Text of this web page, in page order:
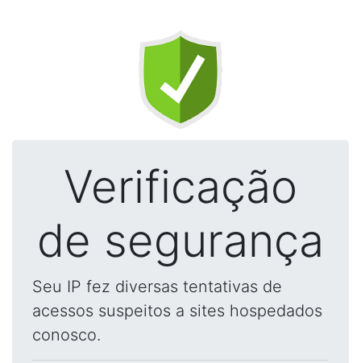
Verificação
de segurança
Seu IP fez diversas tentativas de
acessos suspeitos a sites hospedados
conosco.